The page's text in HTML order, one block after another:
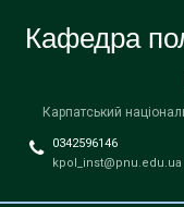
Кафедра
Карпатський
0342596146
kpol_inst@pnu.edu.ua